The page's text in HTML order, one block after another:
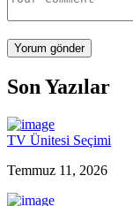
Son Yazılar
TV Ünitesi Seçimi
Temmuz 11, 2026